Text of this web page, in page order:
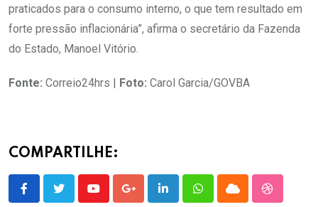
praticados para o consumo interno, o que tem resultado em
forte pressão inflacionária”, afirma o secretário da Fazenda
do Estado, Manoel Vitório.
Fonte: Correio24hrs | Foto: Carol Garcia/GOVBA
COMPARTILHE:
YoutubeGoogle+LinkedInWhatsappCloud